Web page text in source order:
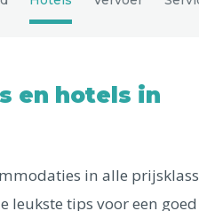
en hotels in
in alle
leukste tips voor een goed